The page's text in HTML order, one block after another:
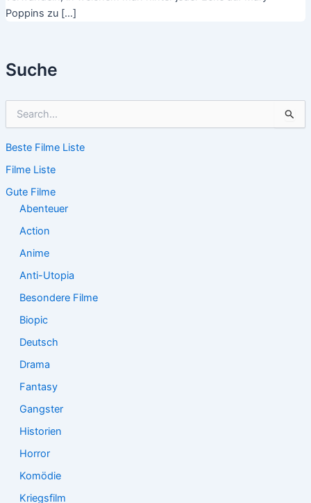
Suche
h
n
n
Beste Filme Liste
Filme Liste
Gute Filme
Abenteuer
Action
Anime
Anti-Utopia
Besondere Filme
Biopic
Deutsch
Drama
Fantasy
Gangster
Historien
Horror
Komödie
Kriegsfilm
Poppins zu […]